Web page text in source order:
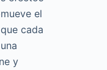
el
cada
y